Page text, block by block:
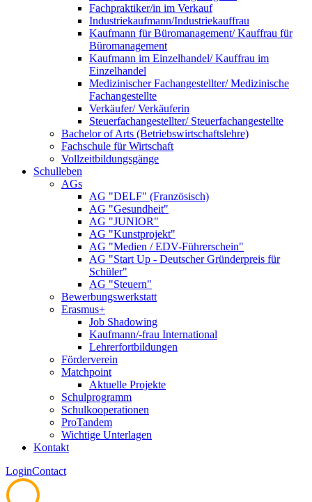
Fachpraktiker/in im Verkauf
Industriekaufmann/Industriekauffrau
Kaufmann für Büromanagement/ Kauffrau für
Büromanagement
Kaufmann im Einzelhandel/ Kauffrau im
Einzelhandel
Medizinischer Fachangestellter/ Medizinische
Fachangestellte
Verkäufer/ Verkäuferin
Steuerfachangestellter/ Steuerfachangestellte
Bachelor of Arts (Betriebswirtschaftslehre)
Fachschule für Wirtschaft
Vollzeitbildungsgänge
Schulleben
AGs
AG "DELF" (Französisch)
AG "Gesundheit"
AG "JUNIOR"
AG "Kunstprojekt"
AG "Medien / EDV-Führerschein"
AG "Start Up - Deutscher Gründerpreis für
Schüler"
AG "Steuern"
Bewerbungswerkstatt
Erasmus+
Job Shadowing
Kaufmann/-frau International
Lehrerfortbildungen
Förderverein
Matchpoint
Aktuelle Projekte
Schulprogramm
Schulkooperationen
ProTandem
Wichtige Unterlagen
Kontakt
LoginContact